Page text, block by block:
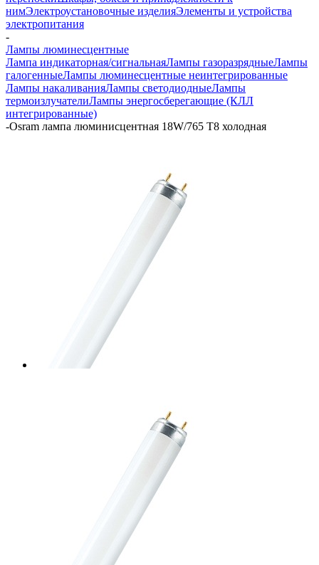
нимЭлектроустановочные изделияЭлементы и устройства
электропитания
-
Лампы люминесцентные
Лампа индикаторная/сигнальнаяЛампы газоразрядныеЛампы
галогенныеЛампы люминесцентные неинтегрированные
Лампы накаливанияЛампы светодиодныеЛампы
термоизлучателиЛампы энергосберегающие (КЛЛ
интегрированные)
-Osram лампа люминисцентная 18W/765 Т8 холодная